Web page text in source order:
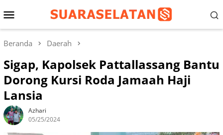
ke
Menu
Mobile
Beranda Daerah
Sigap, Kapolsek Pattallassang Bantu
Dorong Kursi Roda Jamaah Haji
Lansia
Azhari
05/25/2024